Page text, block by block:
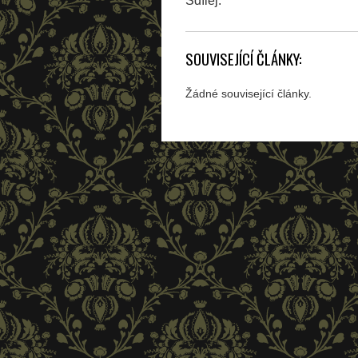
SOUVISEJÍCÍ ČLÁNKY:
Žádné související články.